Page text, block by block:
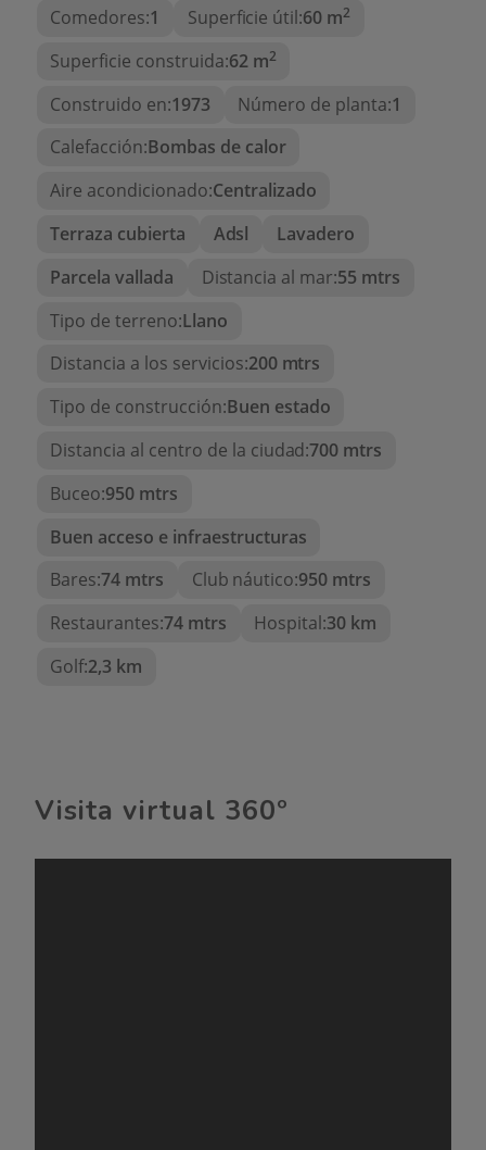
equipada.
Gran terraza privada
acristalamiento, perfecta para disfrutar del
Parking público amplio a tan solo 10
metros, ideal para residentes y visitantes.
Ubicación ideal:
Situado en el corazón de la Costa Blanca
centro del pintoresco pueblo de Moraira
tiendas locales, mercados, y un ambiente relajado
todo el año. La zona está muy bien conectada con
otros destinos turísticos como Calpe, Jávea o
Altea.
Gran potencial:
Este inmueble es ideal tanto como
residencia habitual,
residencia de vacaciones
comoinversión para alquiler
vacacional
demanda turística
Comedores:1 Superficie útil:60 m2
Superficie construida:62 m2
Construido en:1973 Número de planta:1
Calefacción:Bombas de calor
Aire acondicionado:Centralizado
Terraza cubierta
Adsl
Lavadero
Parcela vallada
Distancia al mar:55 mtrs
Tipo de terreno:Llano
Distancia a los servicios:200 mtrs
Tipo de construcción:Buen estado
Distancia al centro de la ciudad:700 mtrs
Buceo:950 mtrs
Buen acceso e infraestructuras
Bares:74 mtrs Club náutico:950 mtrs
Restaurantes:74 mtrs Hospital:30 km
Golf:2,3 km
Visita virtual 360º